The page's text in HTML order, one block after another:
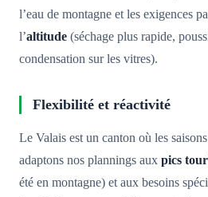
l’eau de montagne et les exigences
l’altitude (séchage plus rapide,
condensation sur les vitres).
Flexibilité et réactivité
Le Valais est un canton où les
adaptons nos plannings aux pics
été en montagne) et aux besoins